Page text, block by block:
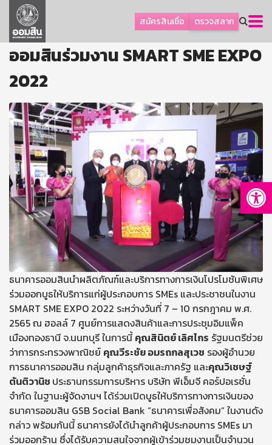
สมัครสินเชื่อ ตรวจสลาก
ลูกค้าธุรกิจ
ลูกค้าผู้ประกอบรายย่อย
โปรโมชัน
ออมเพื่อสุข
เกี่ยวกับธนาคาร
การพัฒนาที่ยั่งยืน
ข่าวสาร
บริการทางการเงิน
อื่นๆ
ติดต่อเรา
บริการออนไลน์
GSB Society
ออมสินร่วมงาน SMART SME EXPO
2022
ธนาคารออมสินนำผลิตภัณฑ์และบริการทางการเงินโปรโมชันพิเศษ
ร่วมออกบูธให้บริการแก่ผู้ประกอบการ SMEs และประชาชนในงาน
SMART SME EXPO 2022 ระหว่างวันที่ 7 – 10 กรกฎาคม พ.ศ.
2565 ณ ฮอลล์ 7 ศูนย์การแสดงสินค้าและการประชุมอิมแพ็ค
เมืองทองธานี จ.นนทบุรี ในการนี้คุณสินิตย์ เลิศไกร รัฐมนตรีช่วย
ว่าการกระทรวงพาณิชย์ คุณวีระชัย อมรถกลสุเวช รองผู้อำนวย
การธนาคารออมสิน กลุ่มลูกค้าธุรกิจและภาครัฐ และคุณวิเชษฐ์
ตันติวานิช ประธานกรรมการบริหาร บริษัท พีเอ็มจี คอร์ปอเรชั่น
จำกัด ในฐานะผู้จัดงานฯ ได้ร่วมเปิดบูธให้บริการทางการเงินของ
ธนาคารออมสิน GSB Social Bank “ธนาคารเพื่อสังคม” ในงานดัง
กล่าว พร้อมกันนี้ ธนาคารยังได้นำลูกค้าผู้ประกอบการ SMEs มา
ร่วมออกร้าน ซึ่งได้รับความสนใจจากผู้เข้าร่วมชมงานเป็นจำนวน